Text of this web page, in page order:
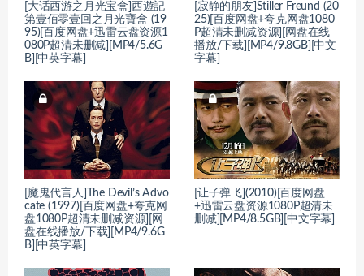
[大话西游之月光宝盒]西遊記
第壹佰零壹回之月光寶盒 (19
95)[百度网盘+迅雷云盘资源1
080P超清未删减][MP4/5.6G
B][中英字幕]
[寂静的朋友]Stiller Freund (20
25)[百度网盘+夸克网盘1080
P超清未删减资源][网盘在线
播放/下载][MP4/9.8GB][中文
字幕]
[魔鬼代言人]The Devil’s Advo
cate (1997)[百度网盘+夸克网
盘1080P超清未删减资源][网
盘在线播放/下载][MP4/9.6G
B][中英字幕]
[让子弹飞](2010)[百度网盘
+迅雷云盘资源1080P超清未
删减][MP4/8.5GB][中文字幕]